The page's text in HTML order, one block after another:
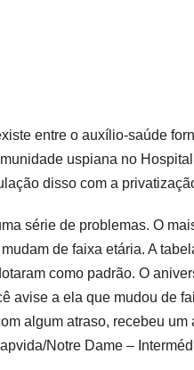
entre o auxílio-saúde
uspiana no
disso com a
série de problemas. O
de faixa etária. A
como padrão. O
avise a ela que mudou de
algum atraso, recebeu
Notre Dame –